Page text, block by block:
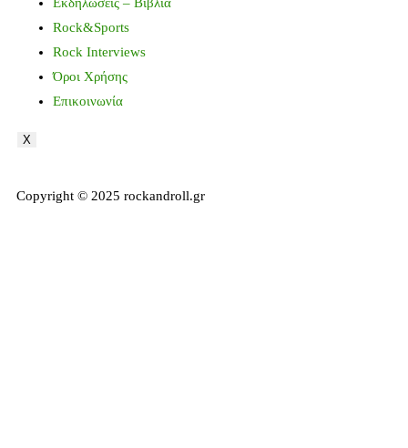
Rock&Sports
Rock Interviews
Όροι Χρήσης
Επικοινωνία
X
Copyright © 2025 rockandroll.gr